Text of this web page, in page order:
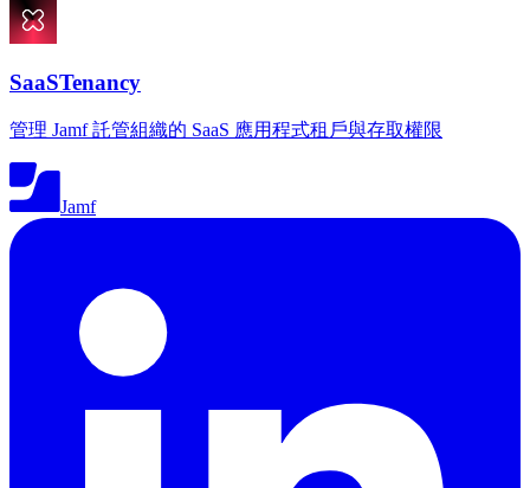
SaaSTenancy
管理 Jamf 託管組織的 SaaS 應用程式租戶與存取權限
Jamf